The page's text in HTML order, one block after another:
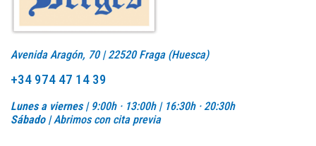
Avenida Aragón, 70 | 22520 Fraga (Huesca)
+34 974 47 14 39
Lunes a viernes | 9:00h · 13:00h | 16:30h · 20:30h
Sábado |Abrimos con cita previa